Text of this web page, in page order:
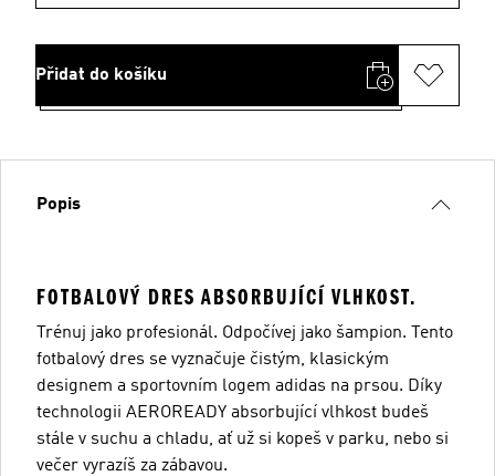
Přidat do košíku
Popis
FOTBALOVÝ DRES ABSORBUJÍCÍ VLHKOST.
Trénuj jako profesionál. Odpočívej jako šampion. Tento
fotbalový dres se vyznačuje čistým, klasickým
designem a sportovním logem adidas na prsou. Díky
technologii AEROREADY absorbující vlhkost budeš
stále v suchu a chladu, ať už si kopeš v parku, nebo si
večer vyrazíš za zábavou.